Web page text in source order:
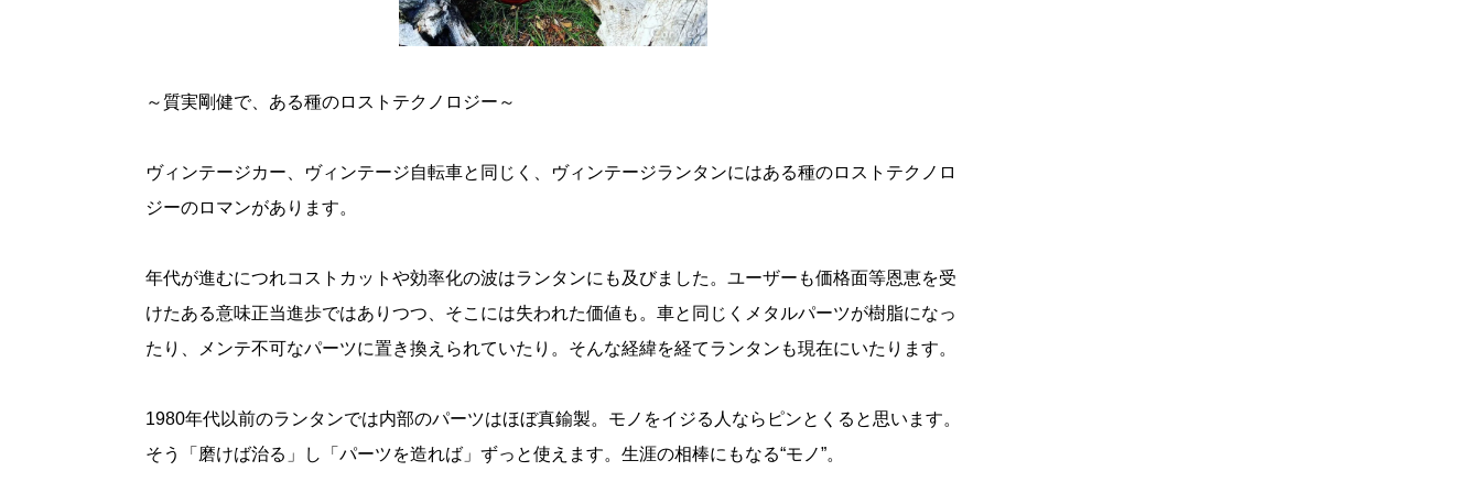
～質実剛健で、ある種のロストテクノロジー～
ヴィンテージカー、ヴィンテージ自転車と同じく、ヴィンテージランタンにはある種のロストテクノロ
ジーのロマンがあります。
年代が進むにつれコストカットや効率化の波はランタンにも及びました。ユーザーも価格面等恩恵を受
けたある意味正当進歩ではありつつ、そこには失われた価値も。車と同じくメタルパーツが樹脂になっ
たり、メンテ不可なパーツに置き換えられていたり。そんな経緯を経てランタンも現在にいたります。
1980年代以前のランタンでは内部のパーツはほぼ真鍮製。モノをイジる人ならピンとくると思います。
そう「磨けば治る」し「パーツを造れば」ずっと使えます。生涯の相棒にもなる“モノ”。